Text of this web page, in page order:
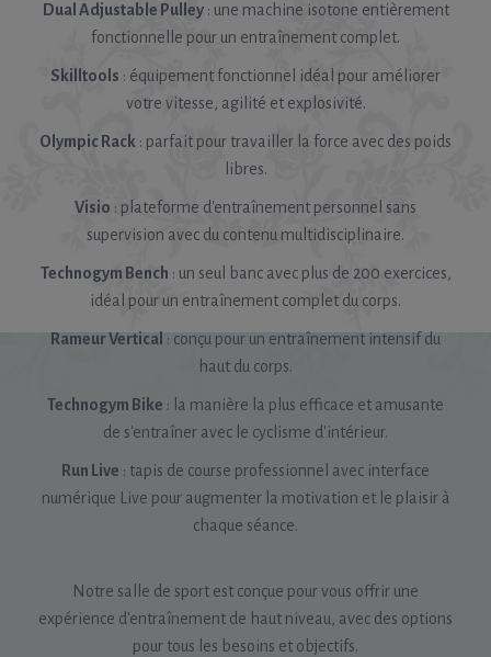
Dual Adjustable Pulley: une machine isotone entièrement
fonctionnelle pour un entraînement complet.
Skilltools : équipement fonctionnel idéal pour améliorer
votre vitesse, agilité et explosivité.
Olympic Rack : parfait pour travailler la force avec des poids
libres.
Visio : plateforme d'entraînement personnel sans
supervision avec du contenu multidisciplinaire.
Technogym Bench : un seul banc avec plus de 200 exercices,
idéal pour un entraînement complet du corps.
Rameur Vertical : conçu pour un entraînement intensif du
haut du corps.
Technogym Bike : la manière la plus efficace et amusante
de s'entraîner avec le cyclisme d'intérieur.
Run Live : tapis de course professionnel avec interface
numérique Live pour augmenter la motivation et le plaisir à
chaque séance.
Notre salle de sport est conçue pour vous offrir une
expérience d'entraînement de haut niveau, avec des options
pour tous les besoins et objectifs.